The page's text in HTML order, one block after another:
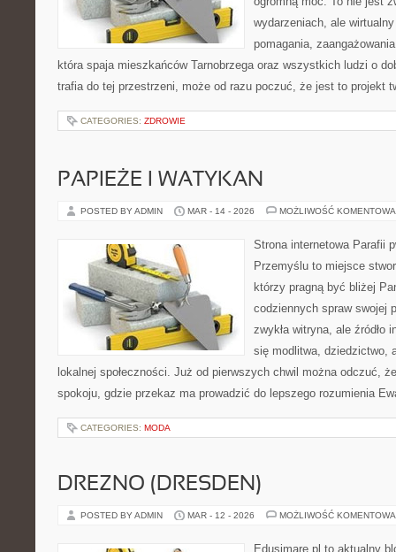
wydarzeniach, ale
pomagania,
która spaja mieszkańców Tarnobrzega oraz wszystkich ludzi o
trafia do tej przestrzeni, może od razu poczuć, że jest to projekt
CATEGORIES: ZDROWIE
PAPIEŻE I WATYKAN
POSTED BY ADMIN MAR - 14 - 2026 MOŻLIWOŚĆ
Strona internetowa Parafii
Przemyślu to miejsce
którzy pragną być bliżej
codziennych spraw swojej
zwykła witryna, ale źródło
się modlitwa, dziedzictwo,
lokalnej społeczności. Już od pierwszych chwil można odczuć,
spokoju, gdzie przekaz ma prowadzić do lepszego rozumienia
CATEGORIES: MODA
DREZNO (DRESDEN)
POSTED BY ADMIN MAR - 12 - 2026 MOŻLIWOŚĆ
Edusimare.pl to aktualny